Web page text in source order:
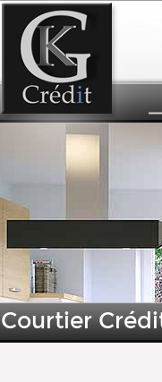
Courtier